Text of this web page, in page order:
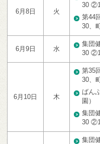
6月8日 火
30
第44
30、
6月9日 水
集団
30
6月10日 木
第35
30、
ばん
園）
集団
30
集団